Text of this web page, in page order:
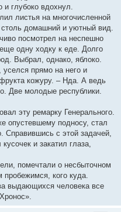
и глубоко вдохнул.
листья на многочисленной
домашний и уютный вид.
посмотрел на неспешно
одну ходку к еде. Долго
Выбрал, однако, яблоко.
прямо на него и
кожуру. – Нда. А ведь
Две молодые республики.
эту ремарку Генерального.
опустевшему подносу, стал
Справившись с этой задачей,
и закатил глаза,
помечтали о несбыточном
пробежимся, кого куда.
выдающихся человека все